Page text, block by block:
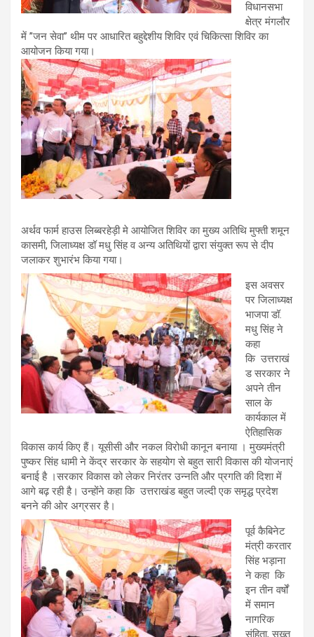
विधानसभा
क्षेत्र मंगलौर
में ’’जन सेवा’’ थीम पर आधारित बहुद्देशीय शिविर एवं चिकित्सा शिविर का
आयोजन किया गया।
अर्थव फार्म हाउस लिब्बरहेड़ी मे आयोजित शिविर का मुख्य अतिथि मुफ्ती शमून
कासमी, जिलाध्यक्ष डॉ मधु सिंह व अन्य अतिथियों द्वारा संयुक्त रूप से दीप
जलाकर शुभारंभ किया गया।
इस अवसर
पर जिलाध्यक्ष
भाजपा डॉ.
मधु सिंह ने
कहा
कि उत्तराखं
ड सरकार ने
अपने तीन
साल के
कार्यकाल में
ऐतिहासिक
विकास कार्य किए हैं। यूसीसी और नकल विरोधी कानून बनाया । मुख्यमंत्री
पुष्कर सिंह धामी ने केंद्र सरकार के सहयोग से बहुत सारी विकास की योजनाएं
बनाई है ।सरकार विकास को लेकर निरंतर उन्नति और प्रगति की दिशा में
आगे बढ़ रही है। उन्होंने कहा कि उत्तराखंड बहुत जल्दी एक समृद्ध प्रदेश
बनने की ओर अग्रसर है।
पूर्व कैबिनेट
मंत्री करतार
सिंह भड़ाना
ने कहा कि
इन तीन वर्षों
में समान
नागरिक